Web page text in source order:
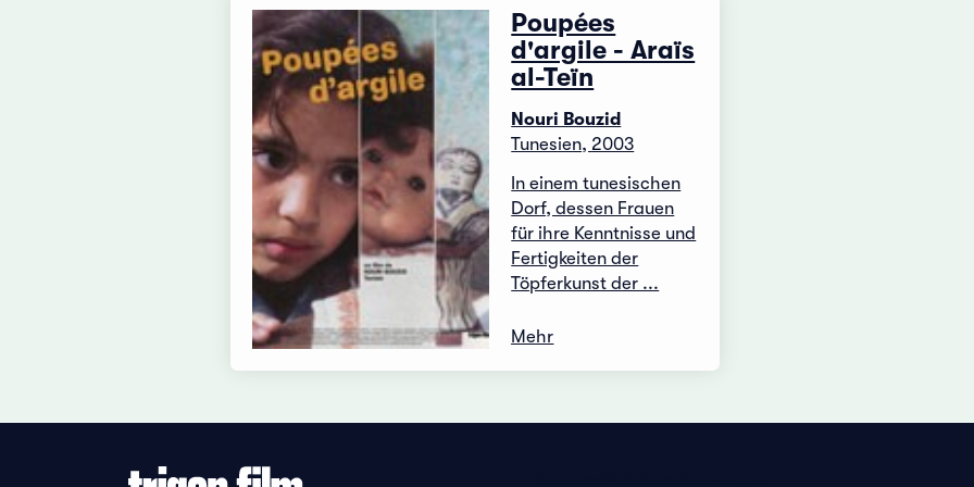
Poupées
d'argile - Araïs
al-Teïn
Nouri Bouzid
Tunesien, 2003
In einem tunesischen
Dorf, dessen Frauen
für ihre Kenntnisse und
Fertigkeiten der
Töpferkunst der ...
Mehr